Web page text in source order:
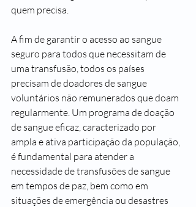
quem precisa.
A fim de garantir o acesso ao sangue
seguro para todos que necessitam de
uma transfusão, todos os países
precisam de doadores de sangue
voluntários não remunerados que doam
regularmente. Um programa de doação
de sangue eficaz, caracterizado por
ampla e ativa participação da população,
é fundamental para atender a
necessidade de transfusões de sangue
em tempos de paz, bem como em
situações de emergência ou desastres